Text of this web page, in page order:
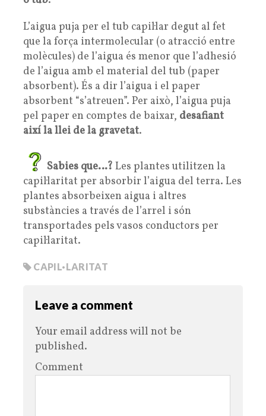
L’aigua puja per el tub capil·lar degut al fet
que la força intermolecular (o atracció entre
molècules) de l’aigua és menor que l’adhesió
de l’aigua amb el material del tub (paper
absorbent). És a dir l’aigua i el paper
absorbent “s’atreuen”. Per això, l’aigua puja
pel paper en comptes de baixar, desafiant
així la llei de la gravetat.
Sabies que…? Les plantes utilitzen la
capil·laritat per absorbir l’aigua del terra. Les
plantes absorbeixen aigua i altres
substàncies a través de l’arrel i són
transportades pels vasos conductors per
capil·laritat.
CAPIL·LARITAT
Leave a comment
Your email address will not be
published.
Comment